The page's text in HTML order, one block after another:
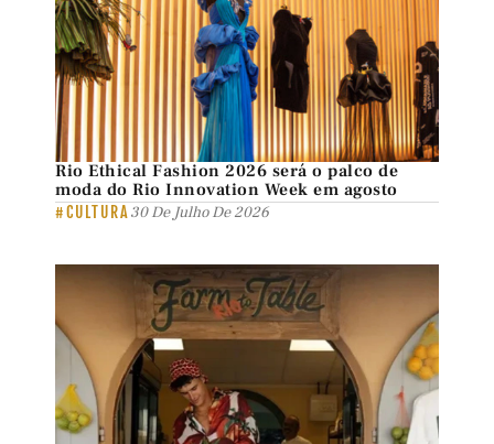
Rio Ethical Fashion 2026 será o palco de
moda do Rio Innovation Week em agosto
#CULTURA30 De Julho De 2026